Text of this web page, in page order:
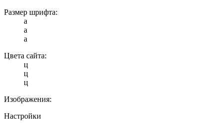
Размер шрифта:
a
a
a
Цвета сайта:
ц
ц
ц
Изображения:
Настройки